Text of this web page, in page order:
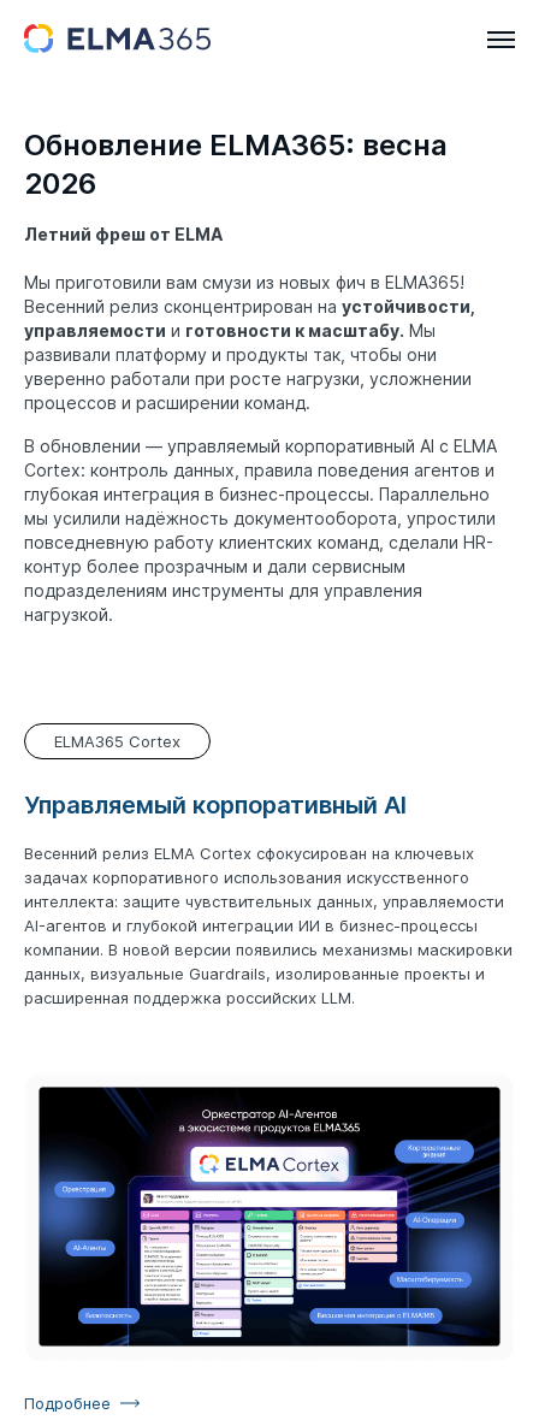
Обновление ELMA365: весна
2026
Летний фреш от ELMA
Мы приготовили вам смузи из новых фич в ELMA365!
Весенний релиз сконцентрирован на устойчивости,
управляемости и готовности к масштабу. Мы
развивали платформу и продукты так, чтобы они
уверенно работали при росте нагрузки, усложнении
процессов и расширении команд.
В обновлении ― управляемый корпоративный AI с ELMA
Cortex: контроль данных, правила поведения агентов и
глубокая интеграция в бизнес-процессы. Параллельно
мы усилили надёжность документооборота, упростили
повседневную работу клиентских команд, сделали HR-
контур более прозрачным и дали сервисным
подразделениям инструменты для управления
нагрузкой.
ELMA365 Cortex
Управляемый корпоративный AI
Весенний релиз ELMA Cortex сфокусирован на ключевых
задачах корпоративного использования искусственного
интеллекта: защите чувствительных данных, управляемости
AI-агентов и глубокой интеграции ИИ в бизнес-процессы
компании. В новой версии появились механизмы маскировки
данных, визуальные Guardrails, изолированные проекты и
расширенная поддержка российских LLM.
Подробнее